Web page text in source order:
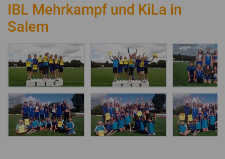
IBL Mehrkampf und KiLa in
Salem